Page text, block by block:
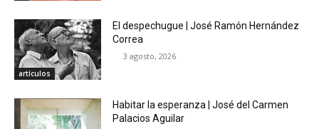
artículos
El despechugue | José Ramón Hernández
Correa
3 agosto, 2026
Habitar la esperanza | José del Carmen
Palacios Aguilar